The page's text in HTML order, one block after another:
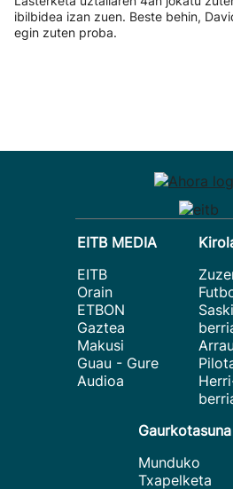
ibilbidea izan zuen. Beste behin,
egin zuten proba.
EITB MEDIA
EITB
Orain
ETBON
Gaztea
Makusi
Guau - Gure
Audioa
Gaurkotasuna
Munduko
Txapelketa